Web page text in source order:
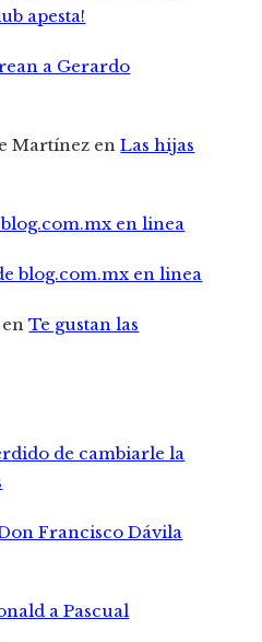
apesta!
a Gerardo
Martínez enLas hijas
blog.com.mx en linea
blog.com.mx en linea
enTe gustan las
de cambiarle la
Francisco Dávila
a Pascual